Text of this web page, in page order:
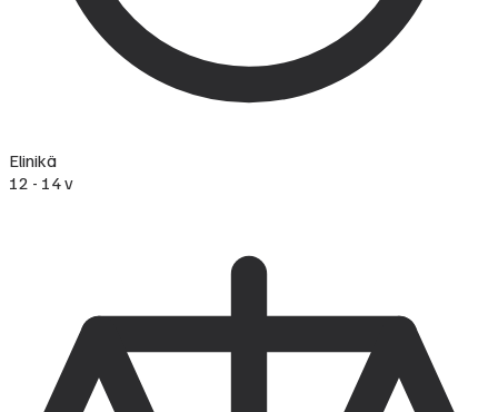
Elinikä
12 - 14 v